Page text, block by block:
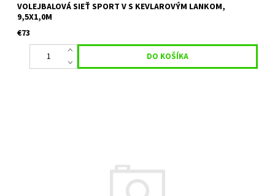
VOLEJBALOVÁ SIEŤ SPORT V S KEVLAROVÝM LANKOM,
9,5X1,0M
€73
modrá Farba obšitia popruhu 2: oranžová